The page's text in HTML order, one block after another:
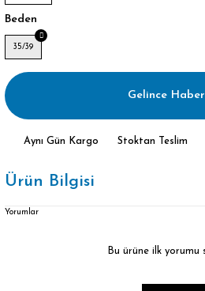
Beden
35/39
Gelince
Aynı Gün Kargo Stoktan Teslim
Ürün Bilgisi
Yorumlar
Bu ürüne ilk yorumu